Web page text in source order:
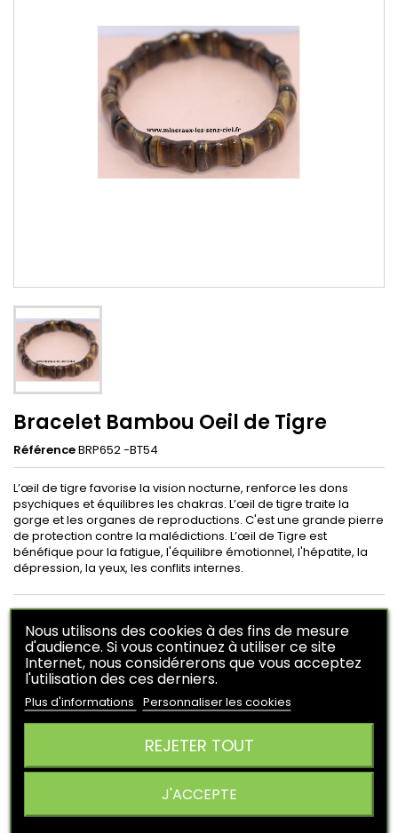
Bracelet Bambou Oeil de Tigre
RéférenceBRP652 -BT54
L’œil de tigre favorise la vision nocturne, renforce les dons
psychiques et équilibres les chakras. L’œil de tigre traite la
gorge et les organes de reproductions. C'est une grande pierre
de protection contre la malédictions. L’œil de Tigre est
bénéfique pour la fatigue, l'équilibre émotionnel, l'hépatite, la
dépression, la yeux, les conflits internes.
21,90 €
En achetant ce produit vous pouvez obtenir4 points
Votre panier vous rapportera4 pointsqui peuvent être
converti en un bon de réduction de
Quantité  Ajouter au panier
Derniers articles en stock
DÉTAILS DU PRODUIT
Nous utilisons des cookies à des fins de mesure
d'audience. Si vous continuez à utiliser ce site
Internet, nous considérerons que vous acceptez
l'utilisation des ces derniers.
Plus d'informations Personnaliser les cookies
REJETER TOUT
J'ACCEPTE